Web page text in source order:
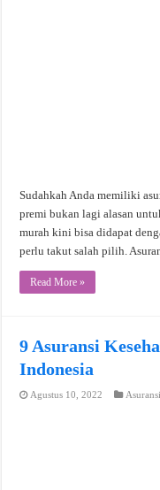
Sudahkah Anda memiliki
premi bukan lagi alasan
murah kini bisa didapat
perlu takut salah pilih.
Read More »
9 Asuransi
Indonesia
Agustus 10, 2022